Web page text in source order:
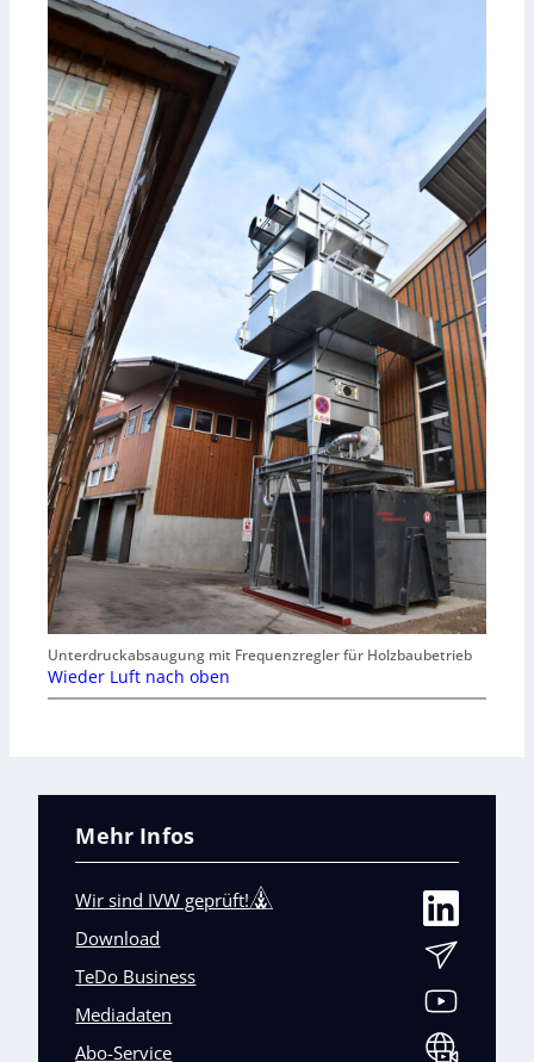
Unterdruckabsaugung mit Frequenzregler für Holzbaubetrieb
Wieder Luft nach oben
Mehr Infos
Wir sind IVW geprüft!
Download
TeDo Business
Mediadaten
Abo-Service